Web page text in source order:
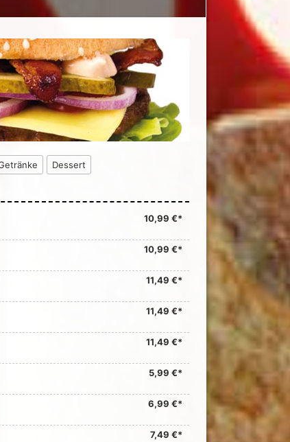
Dessert
10,99 €*
10,99 €*
11,49 €*
11,49 €*
11,49 €*
5,99 €*
6,99 €*
7,49 €*